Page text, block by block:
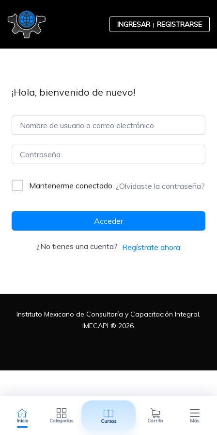
INGRESAR REGISTRARSE
Inicio Categorías Cursos Carrito Más
Contabilidad
Desarrollo Organizacional
Normatividad Mexicana
¡Hola, bienvenido de nuevo!
Mantenerme conectado ¿Olvidaste la contraseña?
Acceder
¿No tienes una cuenta? Regístrate ahora
Instituto Mexicano de Consultoría y Capacitación Integral,
IMECAPI ® 2026.